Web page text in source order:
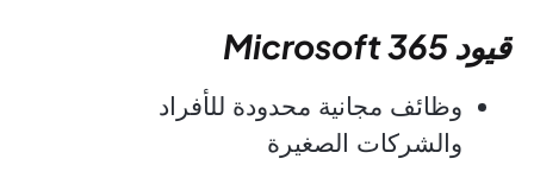
قيود Microsoft 365
وظائف مجانية محدودة للأفراد
والشركات الصغيرة